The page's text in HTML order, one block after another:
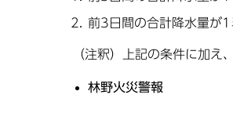
前3日間の合計降水量が
（注釈）上記の条件に加え
林野火災警報